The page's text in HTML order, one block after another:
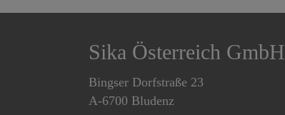
Sika Österreich GmbH
Bingser Dorfstraße 23
A-6700 Bludenz